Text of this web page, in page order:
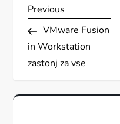
N
a
v
i
Previous
Post
Previous
VMware Fusion
in Workstation
zastonj za vse